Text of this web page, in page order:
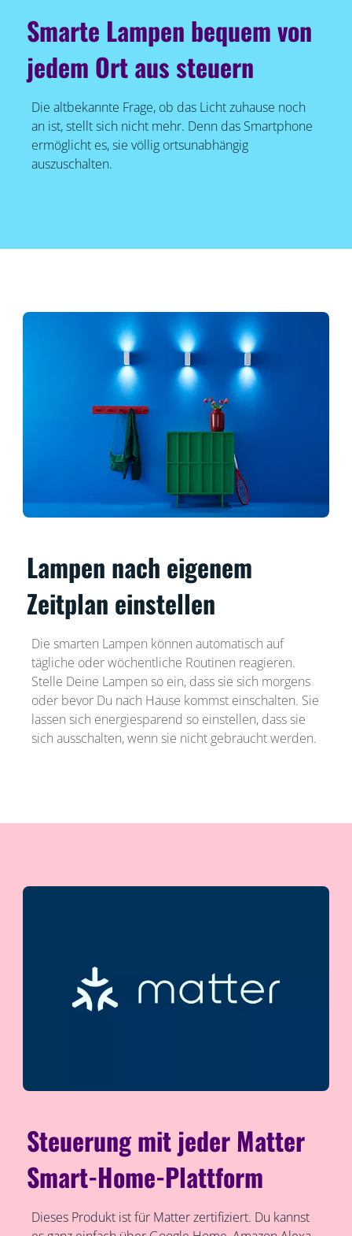
Smarte Lampen bequem von
jedem Ort aus steuern
Die altbekannte Frage, ob das Licht zuhause noch
an ist, stellt sich nicht mehr. Denn das Smartphone
ermöglicht es, sie völlig ortsunabhängig
auszuschalten.
Lampen nach eigenem
Zeitplan einstellen
Die smarten Lampen können automatisch auf
tägliche oder wöchentliche Routinen reagieren.
Stelle Deine Lampen so ein, dass sie sich morgens
oder bevor Du nach Hause kommst einschalten. Sie
lassen sich energiesparend so einstellen, dass sie
sich ausschalten, wenn sie nicht gebraucht werden.
Steuerung mit jeder Matter
Smart-Home-Plattform
Dieses Produkt ist für Matter zertifiziert. Du kannst